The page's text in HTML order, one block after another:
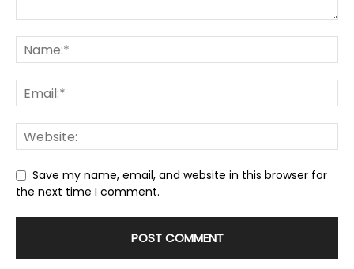
Save my name, email, and website in this browser for
the next time I comment.